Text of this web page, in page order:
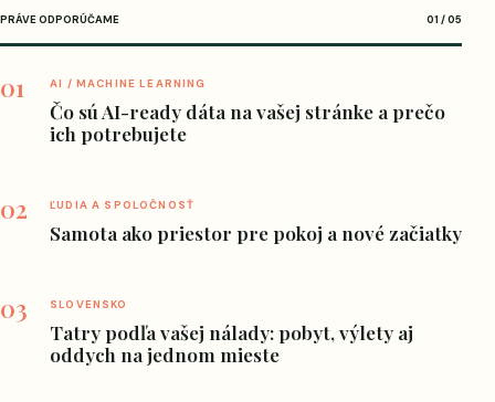
PRÁVE ODPORÚČAME 01 / 05
01 AI / MACHINE LEARNING
Čo sú AI-ready dáta na vašej stránke a prečo
ich potrebujete
02 ĽUDIA A SPOLOČNOSŤ
Samota ako priestor pre pokoj a nové začiatky
03 SLOVENSKO
Tatry podľa vašej nálady: pobyt, výlety aj
oddych na jednom mieste